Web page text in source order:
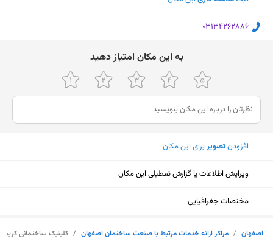
‎03134262886
ﺑﻪ اﯾﻦ ﻣﮑﺎن اﻣﺘﯿﺎز دﻫﯿﺪ
افزودنتصویربرای این مکان
ویرایش اطلاعات یا گزارش تعطیلی این مکان
مختصات جغرافیایی
اصفهان / مراکز ارائه خدمات مرتبط با صنعت ساختمان اصفهان / کلینیک ساختمانی کریمی